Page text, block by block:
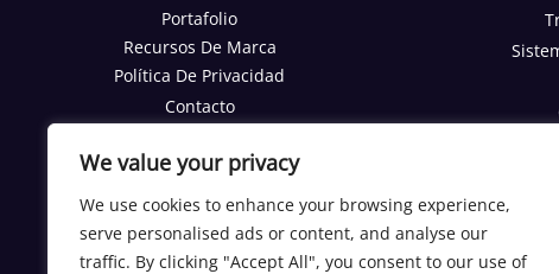
We value your privacy
We use cookies to enhance your browsing experience,
serve personalised ads or content, and analyse our
traffic. By clicking "Accept All", you consent to our use of
Portafolio
Recursos De Marca
Política De Privacidad
Contacto
Trabajos
Programa Afiliados